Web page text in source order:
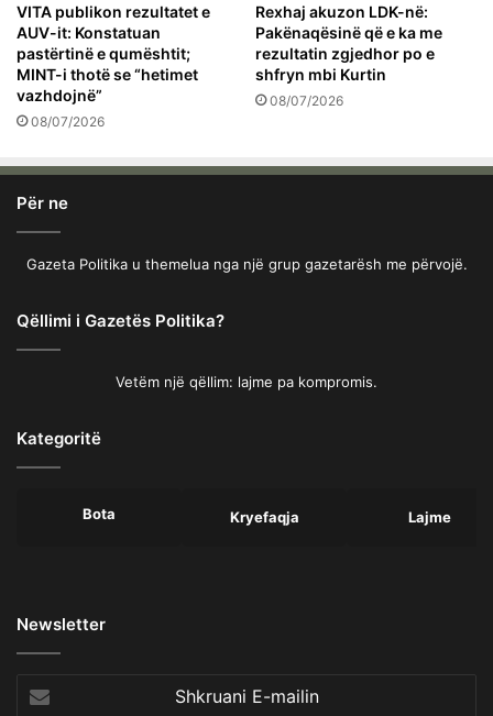
VITA publikon rezultatet e
AUV-it: Konstatuan
pastërtinë e qumështit;
MINT-i thotë se “hetimet
vazhdojnë”
08/07/2026
Rexhaj akuzon LDK-në:
Pakënaqësinë që e ka me
rezultatin zgjedhor po e
shfryn mbi Kurtin
08/07/2026
Për ne
Gazeta Politika u themelua nga një grup gazetarësh me përvojë.
Qëllimi i Gazetës Politika?
Vetëm një qëllim: lajme pa kompromis.
Kategoritë
Bota Kryefaqja Lajme
Newsletter
E-